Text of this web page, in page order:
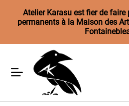
Atelier Karasu est fier de
permanents à la Maison des